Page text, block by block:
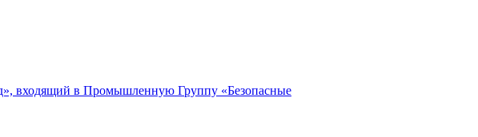
входящий в Промышленную Группу «Безопасные